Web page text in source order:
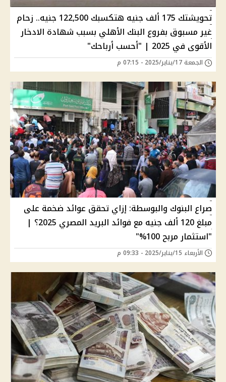
تحويشتك 175 ألف جنيه هتكسبك 122,500 جنيه.. زحام
غير مسبوق بفروع البنك الأهلي بسبب شهادة الادخار
الأقوى في 2025 | "أحسب أرباحك"
الجمعة 17/يناير/2025 - 07:15 م
صراع البنوك والبوسطة: إزاي تحقق عوائد ضخمة على
مبلغ 120 ألف جنيه مع فوائد البريد المصري 2025؟ |
"استثمار مربح 100%"
الأربعاء 15/يناير/2025 - 09:33 م